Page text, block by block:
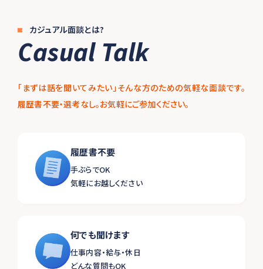
カジュアル面談とは?
Casual Talk
「まずは話を聞いてみたい」そんな方のための気軽な面談です。
履歴書不要・選考なし。お気軽にご参加ください。
履歴書不要
手ぶらでOK
気軽にお越しください
何でも聞けます
仕事内容・給与・休日
どんな質問もOK